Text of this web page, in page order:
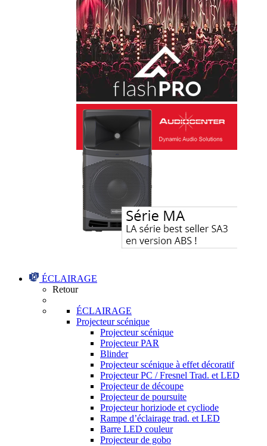
ÉCLAIRAGE
Retour
ÉCLAIRAGE
Projecteur scénique
Projecteur scénique
Projecteur PAR
Blinder
Projecteur scénique à effet décoratif
Projecteur PC / Fresnel Trad. et LED
Projecteur de découpe
Projecteur de poursuite
Projecteur horiziode et cycliode
Rampe d’éclairage trad. et LED
Barre LED couleur
Projecteur de gobo